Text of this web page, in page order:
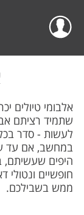
ההזמנות
הסרטונים
הפרופיל שלי
אלבומי טיולים
שתמיד רציתם
לעשות - סדר
במחשב, אם עד
היפים שעשיתם,
חופשיים
ממש בשבילכם.